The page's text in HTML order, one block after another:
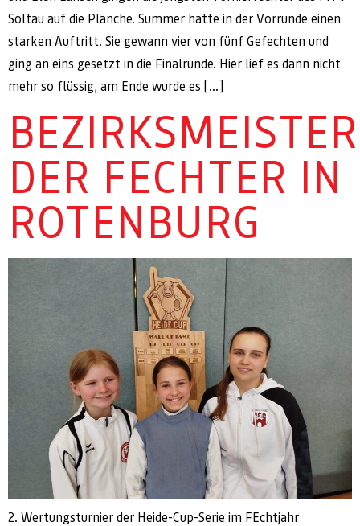
Soltau auf die Planche. Summer hatte in der Vorrunde einen
starken Auftritt. Sie gewann vier von fünf Gefechten und
ging an eins gesetzt in die Finalrunde. Hier lief es dann nicht
mehr so flüssig, am Ende wurde es […]
DER FECHTER IN
ROTENBURG
2. Wertungsturnier der Heide-Cup-Serie im FEchtjahr